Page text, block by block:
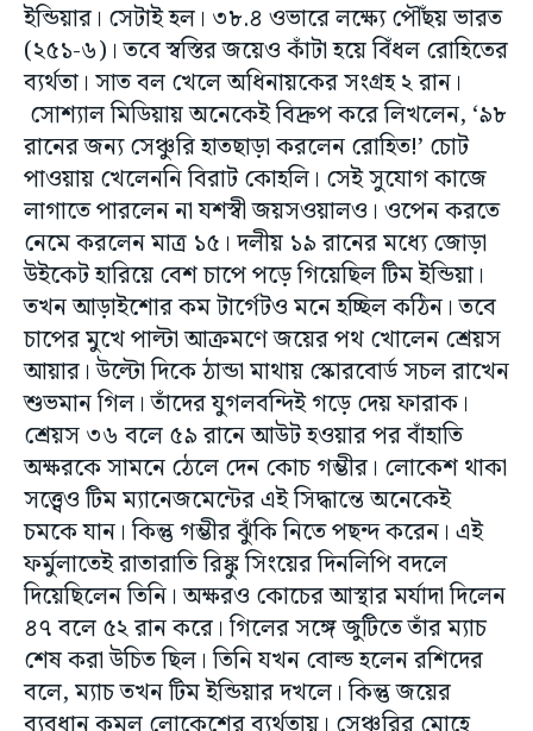
ইন্ডিয়ার। সেটাই হল। ৩৮.৪ ওভারে লক্ষ্যে পৌঁছয় ভারত
(২৫১-৬)। তবে স্বস্তির জয়েও কাঁটা হয়ে বিঁধল রোহিতের
ব্যর্থতা। সাত বল খেলে অধিনায়কের সংগ্রহ ২ রান।
সোশ্যাল মিডিয়ায় অনেকেই বিদ্রুপ করে লিখলেন, ‘৯৮
রানের জন্য সেঞ্চুরি হাতছাড়া করলেন রোহিত!’ চোট
পাওয়ায় খেলেননি বিরাট কোহলি। সেই সুযোগ কাজে
লাগাতে পারলেন না যশস্বী জয়সওয়ালও। ওপেন করতে
নেমে করলেন মাত্র ১৫। দলীয় ১৯ রানের মধ্যে জোড়া
উইকেট হারিয়ে বেশ চাপে পড়ে গিয়েছিল টিম ইন্ডিয়া।
তখন আড়াইশোর কম টার্গেটও মনে হচ্ছিল কঠিন। তবে
চাপের মুখে পাল্টা আক্রমণে জয়ের পথ খোলেন শ্রেয়স
আয়ার। উল্টো দিকে ঠান্ডা মাথায় স্কোরবোর্ড সচল রাখেন
শুভমান গিল। তাঁদের যুগলবন্দিই গড়ে দেয় ফারাক।
শ্রেয়স ৩৬ বলে ৫৯ রানে আউট হওয়ার পর বাঁহাতি
অক্ষরকে সামনে ঠেলে দেন কোচ গম্ভীর। লোকেশ থাকা
সত্ত্বেও টিম ম্যানেজমেন্টের এই সিদ্ধান্তে অনেকেই
চমকে যান। কিন্তু গম্ভীর ঝুঁকি নিতে পছন্দ করেন। এই
ফর্মুলাতেই রাতারাতি রিঙ্কু সিংয়ের দিনলিপি বদলে
দিয়েছিলেন তিনি। অক্ষরও কোচের আস্থার মর্যাদা দিলেন
৪৭ বলে ৫২ রান করে। গিলের সঙ্গে জুটিতে তাঁর ম্যাচ
শেষ করা উচিত ছিল। তিনি যখন বোল্ড হলেন রশিদের
বলে, ম্যাচ তখন টিম ইন্ডিয়ার দখলে। কিন্তু জয়ের